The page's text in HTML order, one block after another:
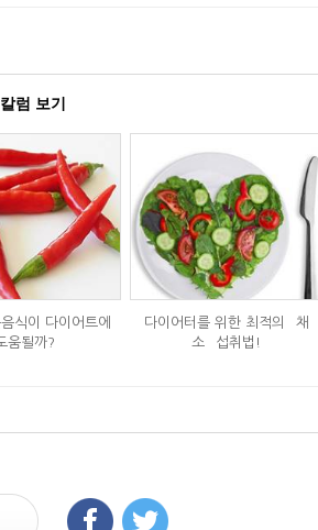
럼 보기
식이 다이어트에
움될까?
다이어터를 위한 최적의 `채
소` 섭취법!